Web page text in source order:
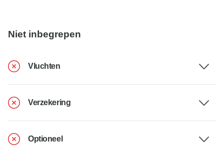
Niet inbegrepen
Vluchten
Verzekering
Optioneel